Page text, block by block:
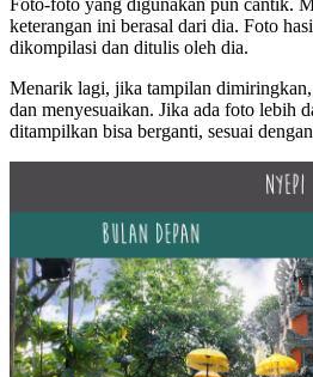
keterangan ini berasal dari dia. Foto
dikompilasi dan ditulis oleh dia.
Menarik lagi, jika tampilan
dan menyesuaikan. Jika ada foto lebih
ditampilkan bisa berganti, sesuai